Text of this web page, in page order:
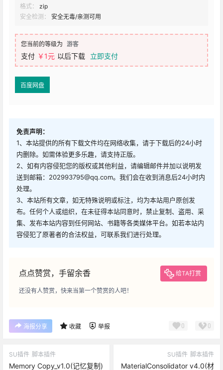
格式：
zip
安全检测：
安全无毒/亲测可用
您当前的等级为 游客
支付 ￥1元 以后下载 立即支付
百度网盘
免责声明：
1、本站提供的所有下载文件均在网络收集，请于下载后的24小时
内删除。如需体验更多乐趣，请支持正版。
2、如有内容侵犯您的版权或其他利益，请编辑邮件并加以说明发
送到邮箱：202993795@qq.com。我们会在收到消息后24小时内
处理。
3、本站所有文章，如无特殊说明或标注，均为本站用户原创发
布。任何个人或组织，在未征得本站同意时，禁止复制、盗用、采
集、发布本站内容到任何网站、书籍等各类媒体平台。如若本站内
容侵犯了原著者的合法权益，可联系我们进行处理。
点点赞赏，手留余香 给TA打赏
还没有人赞赏，快来当第一个赞赏的人吧！
海报分享 收藏 举报 0 0
SU插件 脚本插件
Memory Copy_v1.0(记忆复制)
SU插件 脚本插件
MaterialConsolidator v4.0(材